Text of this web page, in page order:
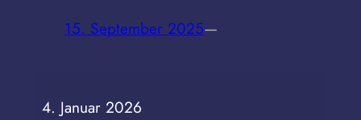
15. September 2025—
Hallenturnier
4. Januar 2026